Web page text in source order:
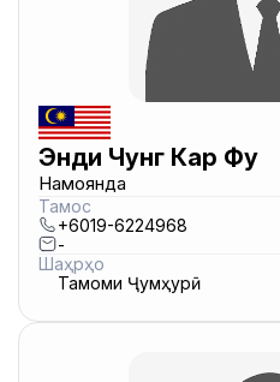
Энди Чунг Кар Фу
Намоянда
Тамос
+6019-6224968
-
Шаҳрҳо
Тамоми Ҷумҳурӣ